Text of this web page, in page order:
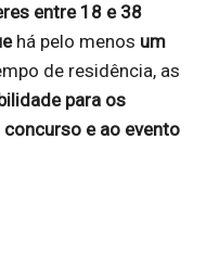
entre 18 e 38
há pelo menos um
de residência, as
para os
e ao evento